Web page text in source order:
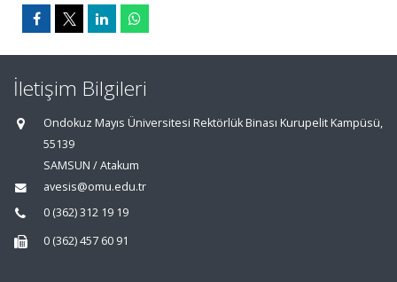
İletişim Bilgileri
Ondokuz Mayıs Üniversitesi Rektörlük Binası Kurupelit Kampüsü,
55139
SAMSUN / Atakum
avesis@omu.edu.tr
0 (362) 312 19 19
0 (362) 457 60 91